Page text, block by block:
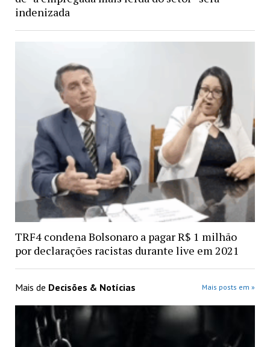
indenizada
TRF4 condena Bolsonaro a pagar R$ 1 milhão
por declarações racistas durante live em 2021
Mais de Decisões & Notícias Mais posts em »